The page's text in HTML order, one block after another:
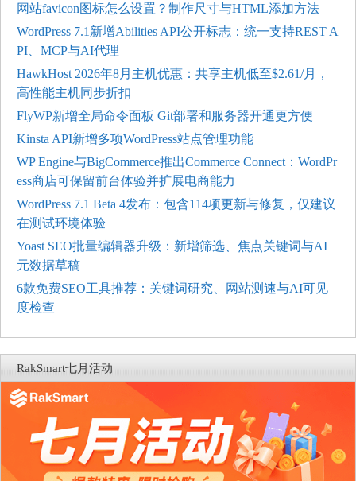
网站favicon图标怎么设置？制作尺寸与HTML添加方法
WordPress 7.1新增Abilities API公开标志：统一支持REST A
PI、MCP与AI代理
HawkHost 2026年8月主机优惠：共享主机低至$2.61/月，
高性能主机同步折扣
FlyWP新增全局命令面板 Git部署和服务器开通更方便
Kinsta API新增多项WordPress站点管理功能
WP Engine与BigCommerce推出Commerce Connect：WordPr
ess商店可保留前台体验并扩展电商能力
WordPress 7.1 Beta 4发布：包含114项更新与修复，仅建议
在测试环境体验
Yoast SEO批量编辑器升级：新增筛选、焦点关键词与AI
元数据草稿
6款免费SEO工具推荐：关键词研究、网站测速与AI可见
度检查
RakSmart七月活动